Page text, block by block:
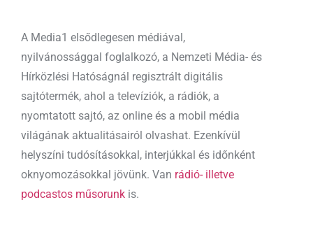
A Media1 elsődlegesen médiával,
nyilvánossággal foglalkozó, a Nemzeti Média- és
Hírközlési Hatóságnál regisztrált digitális
sajtótermék, ahol a televíziók, a rádiók, a
nyomtatott sajtó, az online és a mobil média
világának aktualitásairól olvashat. Ezenkívül
helyszíni tudósításokkal, interjúkkal és időnként
oknyomozásokkal jövünk. Van rádió- illetve
podcastos műsorunk is.